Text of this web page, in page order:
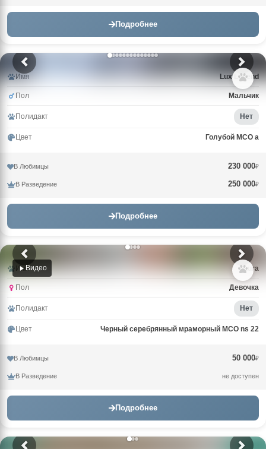
Подробнее
Имя Lux Legend
Пол Мальчик
Полидакт Нет
Цвет Голубой MCO a
В Любимцы 230 000₽
В Разведение 250 000₽
Подробнее
Видео
Имя Laura
Пол Девочка
Полидакт Нет
Цвет Черный серебрянный мраморный MCO ns 22
В Любимцы 50 000₽
В Разведение не доступен
Подробнее